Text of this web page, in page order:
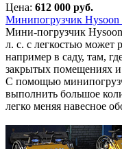
Цена: 612 000 руб.
Минипогрузчик Hysoon
Мини-погрузчик
л. с. с легкостью может
например в саду, там,
закрытых помещениях и
С помощью
выполнить большое
легко меняя навесное